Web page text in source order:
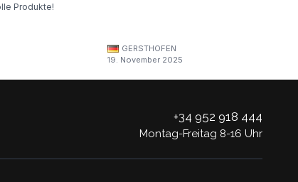
Produkte!
GERSTHOFEN
19. November 2025
+34 952 918 444
Montag-Freitag 8-16 Uhr